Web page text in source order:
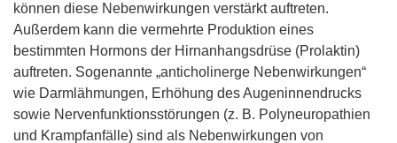
können diese Nebenwirkungen verstärkt auftreten.
Außerdem kann die vermehrte Produktion eines
bestimmten Hormons der Hirnanhangsdrüse (Prolaktin)
auftreten. Sogenannte „anticholinerge Nebenwirkungen“
wie Darmlähmungen, Erhöhung des Augeninnendrucks
sowie Nervenfunktionsstörungen (z. B. Polyneuropathien
und Krampfanfälle) sind als Nebenwirkungen von